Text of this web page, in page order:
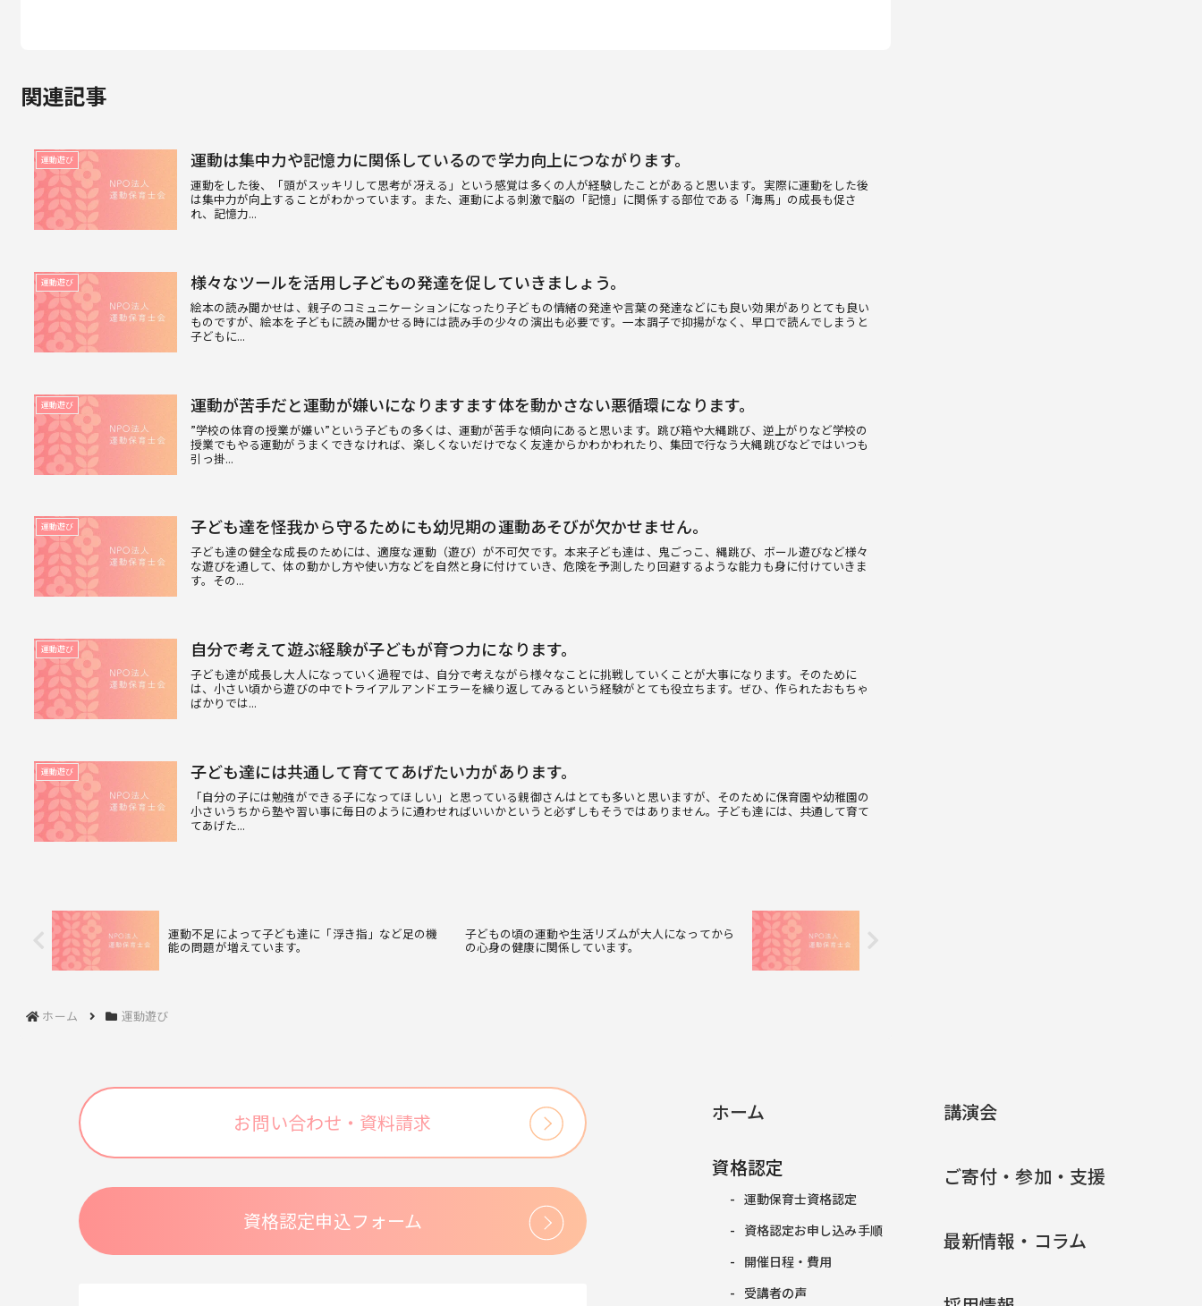
関連記事
運動遊び 運動は集中力や記憶力に関係しているので学力向上につながります。
運動をした後、「頭がスッキリして思考が冴える」という感覚は多くの人が経験したことがあると思います。実際に運動をした後
は集中力が向上することがわかっています。また、運動による刺激で脳の「記憶」に関係する部位である「海馬」の成長も促さ
れ、記憶力...
運動遊び 様々なツールを活用し子どもの発達を促していきましょう。
絵本の読み聞かせは、親子のコミュニケーションになったり子どもの情緒の発達や言葉の発達などにも良い効果がありとても良い
ものですが、絵本を子どもに読み聞かせる時には読み手の少々の演出も必要です。一本調子で抑揚がなく、早口で読んでしまうと
子どもに...
運動遊び 運動が苦手だと運動が嫌いになりますます体を動かさない悪循環になります。
”学校の体育の授業が嫌い”という子どもの多くは、運動が苦手な傾向にあると思います。跳び箱や大縄跳び、逆上がりなど学校の
授業でもやる運動がうまくできなければ、楽しくないだけでなく友達からかわかわれたり、集団で行なう大縄跳びなどではいつも
引っ掛...
運動遊び 子ども達を怪我から守るためにも幼児期の運動あそびが欠かせません。
子ども達の健全な成長のためには、適度な運動（遊び）が不可欠です。本来子ども達は、鬼ごっこ、縄跳び、ボール遊びなど様々
な遊びを通して、体の動かし方や使い方などを自然と身に付けていき、危険を予測したり回避するような能力も身に付けていきま
す。その...
運動遊び 自分で考えて遊ぶ経験が子どもが育つ力になります。
子ども達が成長し大人になっていく過程では、自分で考えながら様々なことに挑戦していくことが大事になります。そのために
は、小さい頃から遊びの中でトライアルアンドエラーを繰り返してみるという経験がとても役立ちます。ぜひ、作られたおもちゃ
ばかりでは...
運動遊び 子ども達には共通して育ててあげたい力があります。
「自分の子には勉強ができる子になってほしい」と思っている親御さんはとても多いと思いますが、そのために保育園や幼稚園の
小さいうちから塾や習い事に毎日のように通わせればいいかというと必ずしもそうではありません。子ども達には、共通して育て
てあげた...
運動不足によって子ども達に「浮き指」など足の機
能の問題が増えています。
子どもの頃の運動や生活リズムが大人になってから
の心身の健康に関係しています。
ホーム 運動遊び
お問い合わせ・資料請求
資格認定申込フォーム
ホーム
資格認定
運動保育士資格認定
資格認定お申し込み手順
開催日程・費用
受講者の声
講演会
ご寄付・参加・支援
最新情報・コラム